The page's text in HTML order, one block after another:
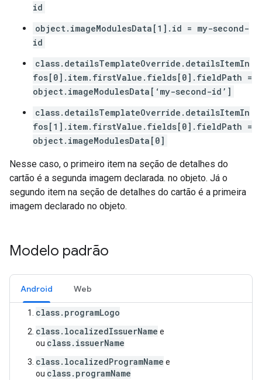
id
object.imageModulesData[1].id = my-second-
id
class.detailsTemplateOverride.detailsItemIn
fos[0].item.firstValue.fields[0].fieldPath =
object.imageModulesData[‘my-second-id’]
class.detailsTemplateOverride.detailsItemIn
fos[1].item.firstValue.fields[0].fieldPath =
object.imageModulesData[0]
Nesse caso, o primeiro item na seção de detalhes do
cartão é a segunda imagem declarada. no objeto. Já o
segundo item na seção de detalhes do cartão é a primeira
imagem declarado no objeto.
Modelo padrão
Android Web
class.programLogo
class.localizedIssuerName e
ou class.issuerName
class.localizedProgramName e
ou class.programName